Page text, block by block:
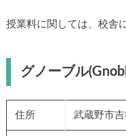
授業料に関しては、校舎
グノーブル
住所 武蔵野市